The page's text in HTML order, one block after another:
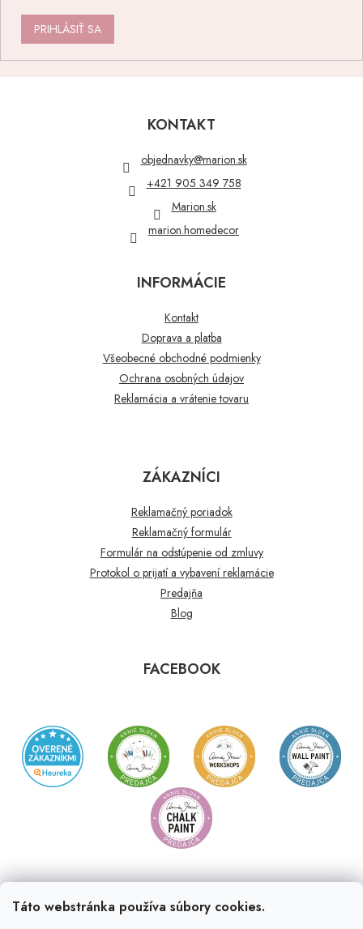
Táto webstránka používa súbory cookies.
PRIHLÁSIŤ SA
KONTAKT
objednavky@marion.sk
+421 905 349 758
Marion.sk
marion.homedecor
INFORMÁCIE
Kontakt
Doprava a platba
Všeobecné obchodné podmienky
Ochrana osobných údajov
Reklamácia a vrátenie tovaru
ZÁKAZNÍCI
Reklamačný poriadok
Reklamačný formulár
Formulár na odstúpenie od zmluvy
Protokol o prijatí a vybavení reklamácie
Predajňa
Blog
FACEBOOK